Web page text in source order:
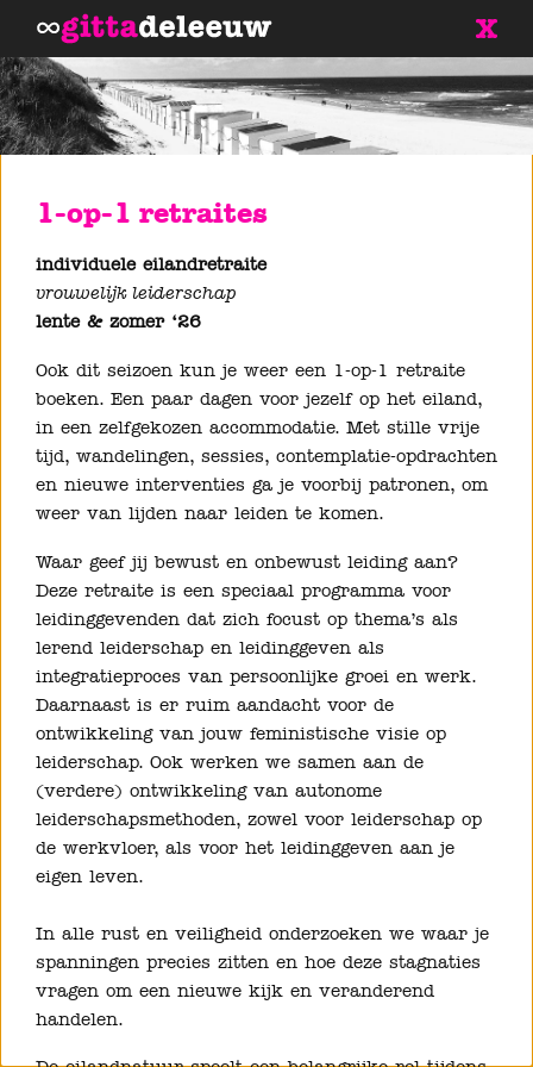
1-op-1 retraites
individuele eilandretraite
vrouwelijk leiderschap
lente & zomer ‘26
Ook dit seizoen kun je weer een 1-op-1 retraite
boeken. Een paar dagen voor jezelf op het eiland,
in een zelfgekozen accommodatie. Met stille vrije
tijd, wandelingen, sessies, contemplatie-opdrachten
en nieuwe interventies ga je voorbij patronen, om
weer van lijden naar leiden te komen.
Waar geef jij bewust en onbewust leiding aan?
Deze retraite is een speciaal programma voor
leidinggevenden dat zich focust op thema’s als
lerend leiderschap en leidinggeven als
integratieproces van persoonlijke groei en werk.
Daarnaast is er ruim aandacht voor de
ontwikkeling van jouw feministische visie op
leiderschap. Ook werken we samen aan de
(verdere) ontwikkeling van autonome
leiderschapsmethoden, zowel voor leiderschap op
de werkvloer, als voor het leidinggeven aan je
eigen leven.
In alle rust en veiligheid onderzoeken we waar je
spanningen precies zitten en hoe deze stagnaties
vragen om een nieuwe kijk en veranderend
handelen.